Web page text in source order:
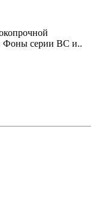
Фоны серии BC и..